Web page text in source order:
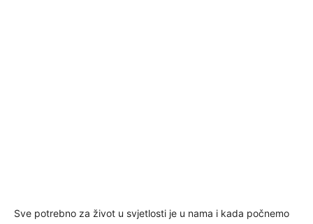
Sve potrebno za život u svjetlosti je u nama i kada počnemo